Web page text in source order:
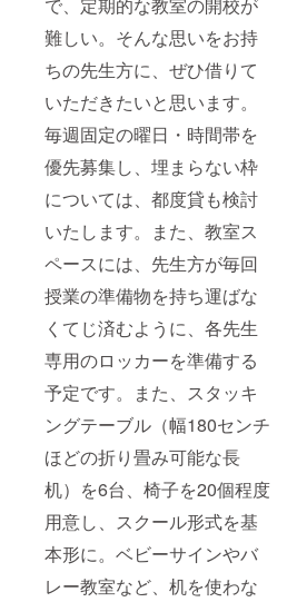
難しい。そんな思いをお持
ちの先生方に、ぜひ借りて
いただきたいと思います。
毎週固定の曜日・時間帯を
優先募集し、埋まらない枠
については、都度貸も検討
いたします。また、教室ス
ペースには、先生方が毎回
授業の準備物を持ち運ばな
くてじ済むように、各先生
専用のロッカーを準備する
予定です。また、スタッキ
ングテーブル（幅180センチ
ほどの折り畳み可能な長
机）を6台、椅子を20個程度
用意し、スクール形式を基
本形に。ベビーサインやバ
レー教室など、机を使わな